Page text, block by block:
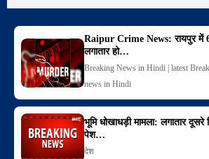
Raipur Crime News: रायपुर में
लगातार हो…
Breaking News in Hindi | latest
news in Hindi
भूमि धोखाधड़ी मामला: लगातार
पेश…
देश